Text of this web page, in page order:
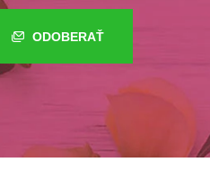
ODOBERAŤ